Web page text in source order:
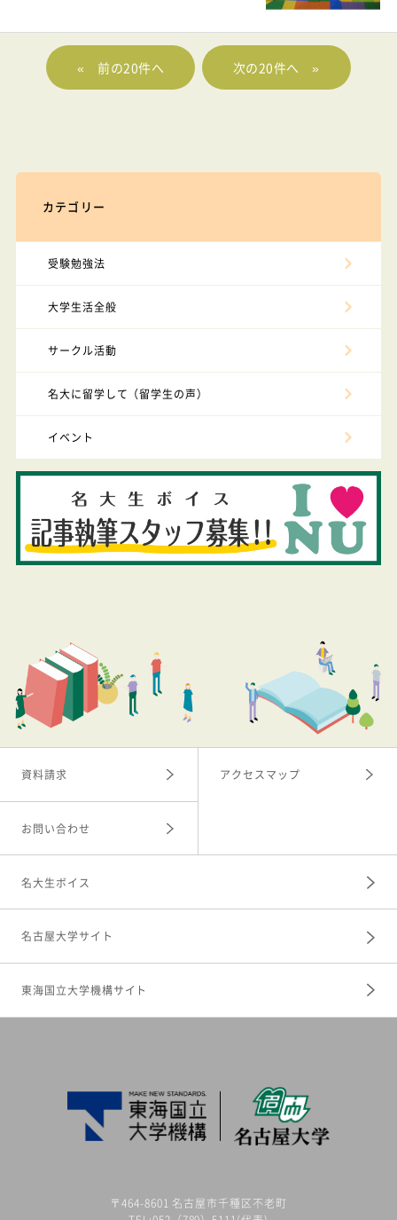
« »
カテゴリー
受験勉強法
大学生活全般
サークル活動
名大に留学して（留学生の声）
イベント
資料請求 アクセスマップ
お問い合わせ
名大生ボイス
名古屋大学サイト
東海国立大学機構サイト
〒464-8601 名古屋市千種区不老町